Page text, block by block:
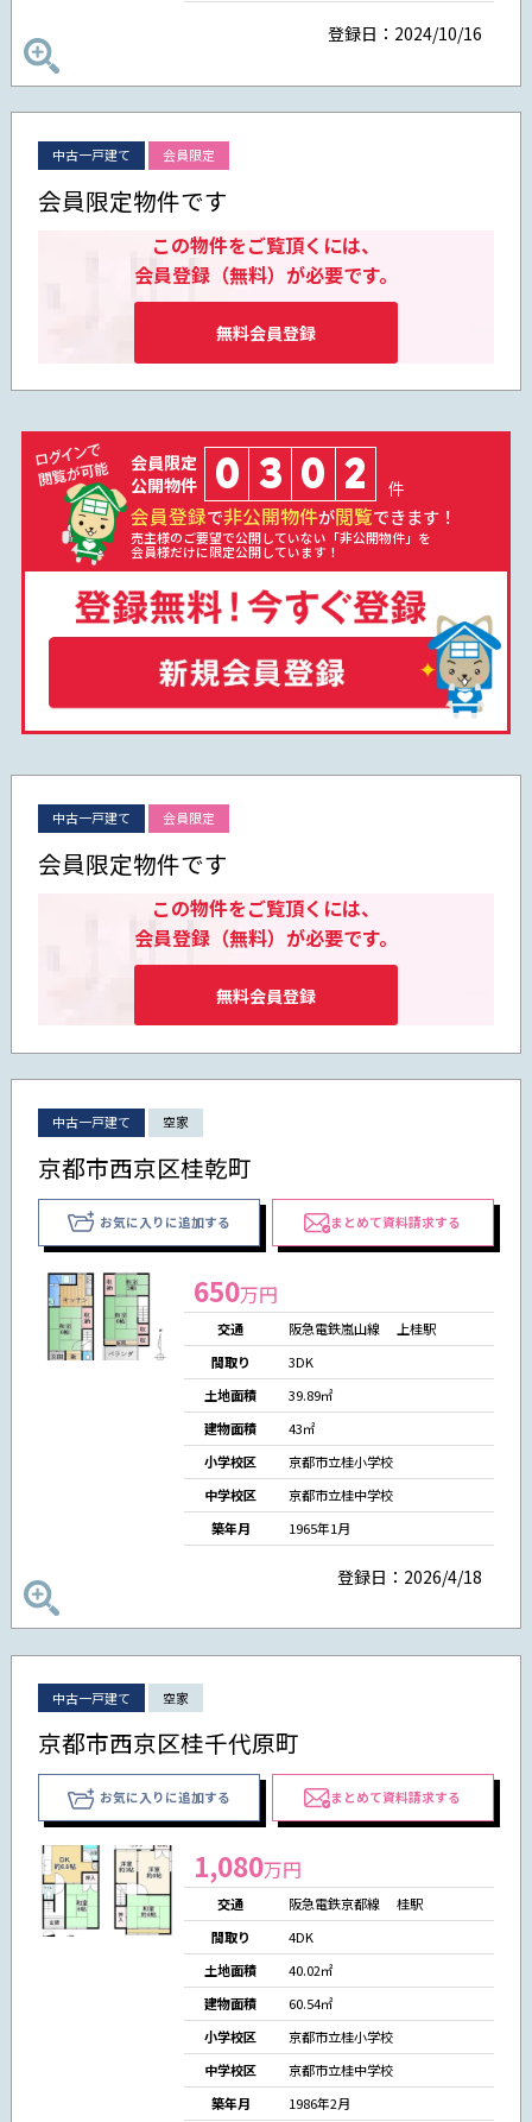
登録日：2024/10/16
中古一戸建て 会員限定
会員限定物件です
この物件をご覧頂くには、
会員登録（無料）が必要です。
無料会員登録
会員限定
公開物件
0 3 0 2 件
会員登録で非公開物件が閲覧できます！
売主様のご要望で公開していない「非公開物件」を
会員様だけに限定公開しています！
中古一戸建て 会員限定
会員限定物件です
この物件をご覧頂くには、
会員登録（無料）が必要です。
無料会員登録
中古一戸建て 空家
京都市西京区桂乾町
お気に入りに追加する まとめて資料請求する
650万円
交通
阪急電鉄嵐山線 上桂駅
間取り
3DK
土地面積
39.89㎡
建物面積
43㎡
小学校区
京都市立桂小学校
中学校区
京都市立桂中学校
築年月
1965年1月
登録日：2026/4/18
中古一戸建て 空家
京都市西京区桂千代原町
お気に入りに追加する まとめて資料請求する
1,080万円
交通
阪急電鉄京都線 桂駅
間取り
4DK
土地面積
40.02㎡
建物面積
60.54㎡
小学校区
京都市立桂小学校
中学校区
京都市立桂中学校
築年月
1986年2月